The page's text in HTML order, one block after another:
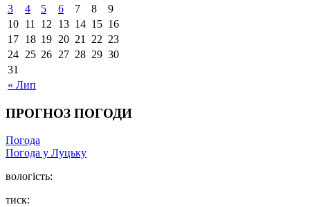
« Лип
3
4 5 6 7 8
9
10 11 12 13 14 15 16
17 18 19 20 21 22 23
24 25 26 27 28 29 30
31
ПРОГНОЗ ПОГОДИ
Погода
Погода у Луцьку
вологість:
тиск: